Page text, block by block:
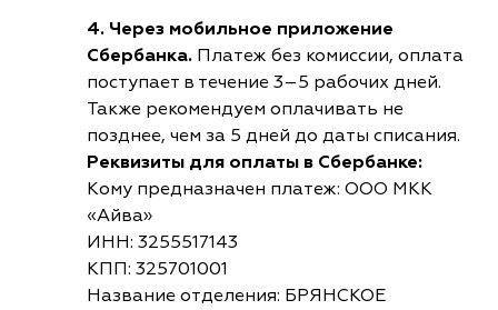
4. Через мобильное приложение
Сбербанка. Платеж без комиссии, оплата
поступает в течение 3–5 рабочих дней.
Также рекомендуем оплачивать не
позднее, чем за 5 дней до даты списания.
Реквизиты для оплаты в Сбербанке:
Кому предназначен платеж: ООО МКК
«Айва»
ИНН: 3255517143
КПП: 325701001
Название отделения: БРЯНСКОЕ